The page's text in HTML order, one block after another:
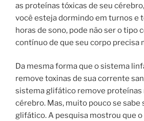
as proteínas tóxicas de seu
você esteja dormindo em turnos e
horas de sono, pode não ser o tipo
contínuo de que seu corpo precisa
Da mesma forma que o sistema
remove toxinas de sua corrente
sistema glifático remove proteínas
cérebro. Mas, muito pouco se sabe
glifático. A pesquisa mostrou que